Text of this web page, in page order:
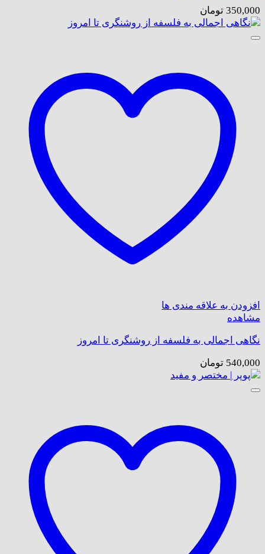
350,000 تومان
افزودن به علاقه مندی ها
مشاهده
نگاهی اجمالی به فلسفه از روشنگری تا امروز
540,000 تومان